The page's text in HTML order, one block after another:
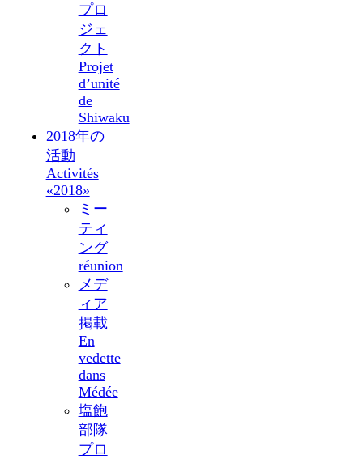
プロ
ジェ
クト
Projet
d’unité
de
Shiwaku
2018年の
活動
Activités
«2018»
ミー
ティ
ング
réunion
メデ
ィア
掲載
En
vedette
dans
Médée
塩飽
部隊
プロ